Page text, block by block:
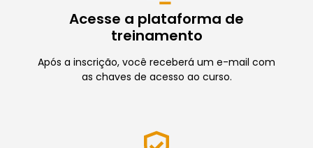
Acesse a plataforma de
treinamento
Após a inscrição, você receberá um e-mail com
as chaves de acesso ao curso.